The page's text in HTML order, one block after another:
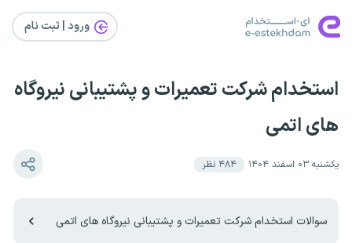
ورود | ثبت‌ نام
استخدام شرکت تعمیرات و پشتیبانی نیروگاه
های اتمی
یکشنبه ۰۳ اسفند ۱۴۰۴ ۴۸۴ نظر
سوالات استخدام شرکت تعمیرات و پشتیبانی نیروگاه های اتمی